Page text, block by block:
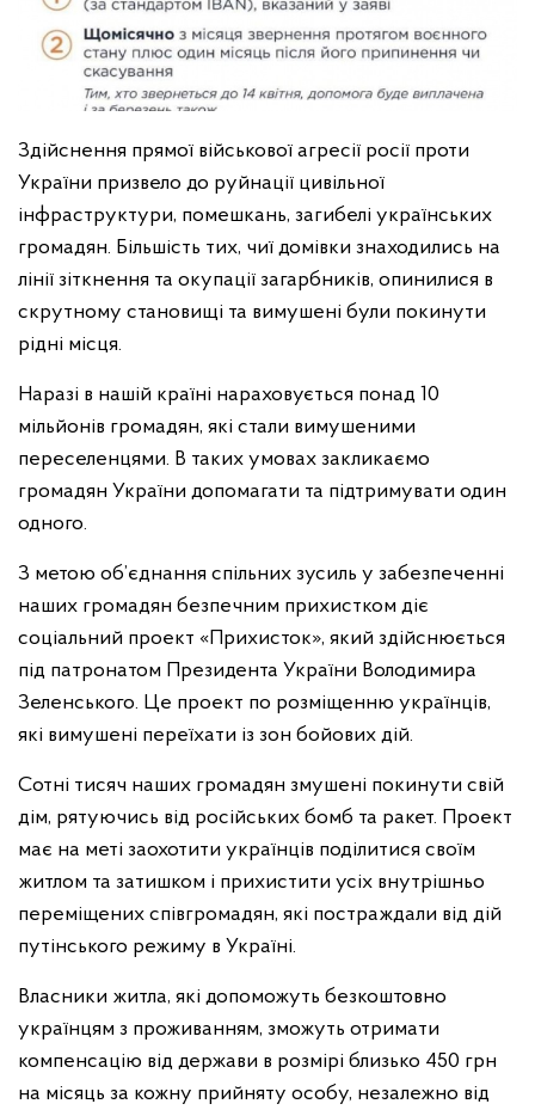
Здійснення прямої військової агресії росії проти
України призвело до руйнації цивільної
інфраструктури, помешкань, загибелі українських
громадян. Більшість тих, чиї домівки знаходились на
лінії зіткнення та окупації загарбників, опинилися в
скрутному становищі та вимушені були покинути
рідні місця.
Наразі в нашій країні нараховується понад 10
мільйонів громадян, які стали вимушеними
переселенцями. В таких умовах закликаємо
громадян України допомагати та підтримувати один
одного.
З метою об’єднання спільних зусиль у забезпеченні
наших громадян безпечним прихистком діє
соціальний проект «Прихисток», який здійснюється
під патронатом Президента України Володимира
Зеленського. Це проект по розміщенню українців,
які вимушені переїхати із зон бойових дій.
Сотні тисяч наших громадян змушені покинути свій
дім, рятуючись від російських бомб та ракет. Проект
має на меті заохотити українців поділитися своїм
житлом та затишком і прихистити усіх внутрішньо
переміщених співгромадян, які постраждали від дій
путінського режиму в Україні.
Власники житла, які допоможуть безкоштовно
українцям з проживанням, зможуть отримати
компенсацію від держави в розмірі близько 450 грн
на місяць за кожну прийняту особу, незалежно від